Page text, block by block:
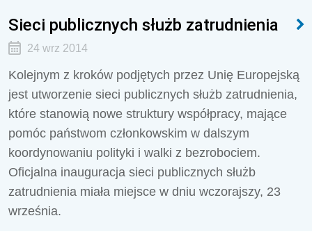
Sieci publicznych służb zatrudnienia
24 wrz 2014
Kolejnym z kroków podjętych przez Unię Europejską
jest utworzenie sieci publicznych służb zatrudnienia,
które stanowią nowe struktury współpracy, mające
pomóc państwom członkowskim w dalszym
koordynowaniu polityki i walki z bezrobociem.
Oficjalna inauguracja sieci publicznych służb
zatrudnienia miała miejsce w dniu wczorajszy, 23
września.